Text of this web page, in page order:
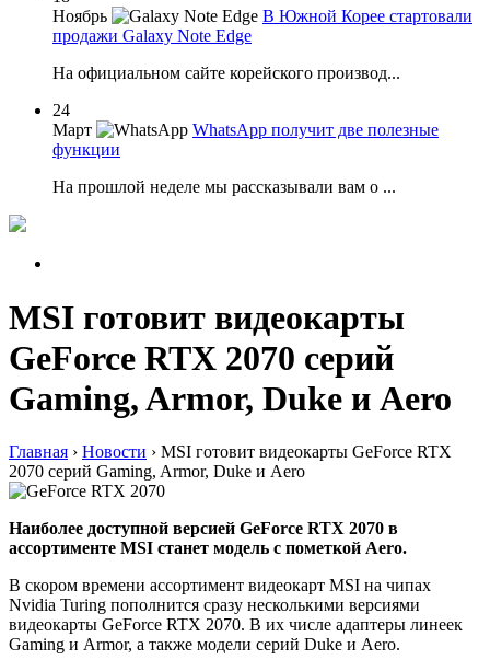
Ноябрь
В Южной Корее стартовали
продажи Galaxy Note Edge
На официальном сайте корейского производ...
24
Март
WhatsApp получит две полезные
функции
На прошлой неделе мы рассказывали вам о ...
MSI готовит видеокарты
GeForce RTX 2070 серий
Gaming, Armor, Duke и Aero
Главная › Новости › MSI готовит видеокарты GeForce RTX
2070 серий Gaming, Armor, Duke и Aero
Наиболее доступной версией GeForce RTX 2070 в
ассортименте MSI станет модель с пометкой Aero.
В скором времени ассортимент видеокарт MSI на чипах
Nvidia Turing пополнится сразу несколькими версиями
видеокарты GeForce RTX 2070. В их числе адаптеры линеек
Gaming и Armor, а также модели серий Duke и Aero.